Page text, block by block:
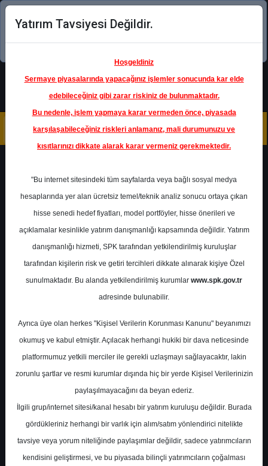
Şimdi uygulamayı indirin!
Ana Sayfa Raporlar
Deniz Yatırım
Rapor Detay
TABGD - Hedef Fiyat
Deniz Yatırım 05 Ocak 2026
Deniz Yatırım, TABGD - TAB Gıda için hedef
fiyatını 356.6 TL, tavsiyesini "al" olarak
Yatırım Tavsiyesi Değildir.
Hoşgeldiniz
Sermaye piyasalarında yapacağınız işlemler sonucunda kar elde
edebileceğiniz gibi zarar riskiniz de bulunmaktadır.
Bu nedenle, işlem yapmaya karar vermeden önce, piyasada
karşılaşabileceğiniz riskleri anlamanız, mali durumunuzu ve
kısıtlarınızı dikkate alarak karar vermeniz gerekmektedir.
"Bu internet sitesindeki tüm sayfalarda veya bağlı sosyal medya
hesaplarında yer alan ücretsiz temel/teknik analiz sonucu ortaya çıkan
hisse senedi hedef fiyatları, model portföyler, hisse önerileri ve
açıklamalar kesinlikle yatırım danışmanlığı kapsamında değildir. Yatırım
danışmanlığı hizmeti, SPK tarafından yetkilendirilmiş kuruluşlar
tarafından kişilerin risk ve getiri tercihleri dikkate alınarak kişiye Özel
sunulmaktadır. Bu alanda yetkilendirilmiş kurumlar www.spk.gov.tr
adresinde bulunabilir.
Ayrıca üye olan herkes "Kişisel Verilerin Korunması Kanunu" beyanımızı
okumuş ve kabul etmiştir. Açılacak herhangi hukiki bir dava neticesinde
platformumuz yetkili merciler ile gerekli uzlaşmayı sağlayacaktır, lakin
zorunlu şartlar ve resmi kurumlar dışında hiç bir yerde Kişisel Verilerinizin
paylaşılmayacağını da beyan ederiz.
İlgili grup/internet sitesi/kanal hesabı bir yatırım kuruluşu değildir. Burada
gördükleriniz herhangi bir varlık için alım/satım yönlendirici nitelikte
tavsiye veya yorum niteliğinde paylaşımlar değildir, sadece yatırımcıların
kendisini geliştirmesi, ve bu piyasada bilinçli yatırımcıların çoğalması